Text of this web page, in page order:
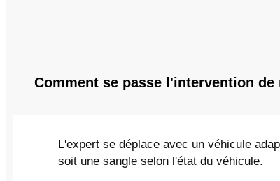
Comment se passe l'intervention
L'expert se déplace avec un véhicule
soit une sangle selon l'état du véhicule.